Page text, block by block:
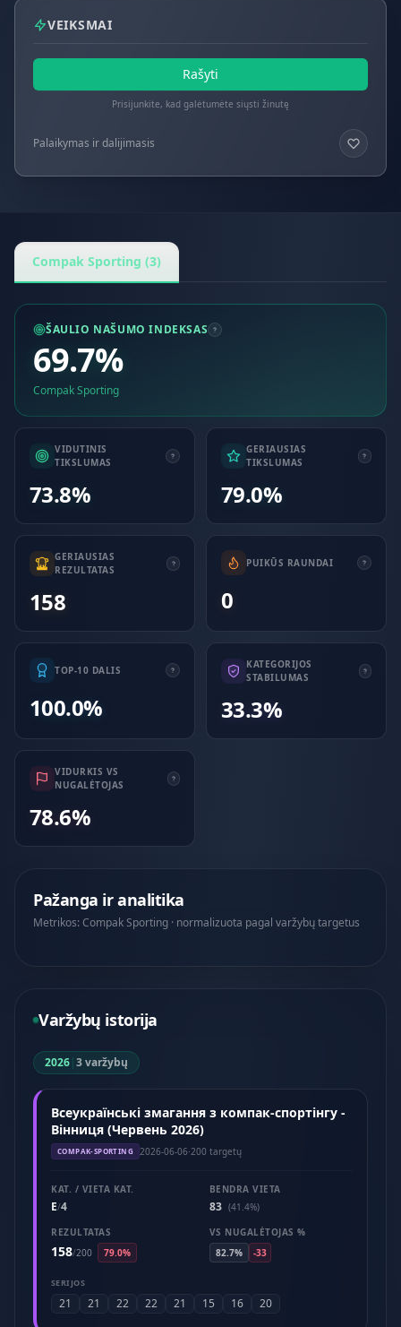
VEIKSMAI
Rašyti
Prisijunkite, kad galėtumėte siųsti žinutę
Palaikymas ir dalijimasis
Compak Sporting (3)
ŠAULIO NAŠUMO INDEKSAS
69.7%
Compak Sporting
VIDUTINIS
TIKSLUMAS
73.8%
GERIAUSIAS
TIKSLUMAS
79.0%
GERIAUSIAS
REZULTATAS
158
PUIKŪS RAUNDAI
0
TOP-10 DALIS
100.0%
KATEGORIJOS
STABILUMAS
33.3%
VIDURKIS VS
NUGALĖTOJAS
78.6%
Pažanga ir analitika
Metrikos: Compak Sporting · normalizuota pagal varžybų targetus
Varžybų istorija
2026|3 varžybų
Всеукраїнські змагання з компак-спортінгу -
Вінниця (Червень 2026)
COMPAK-SPORTING 2026-06-06·200 targetų
KAT. / VIETA KAT.
E/4
BENDRA VIETA
83 (41.4%)
REZULTATAS
158/200 79.0%
VS NUGALĖTOJAS %
82.7%
-33
SERIJOS
21 21 22 22 21 15 16 20